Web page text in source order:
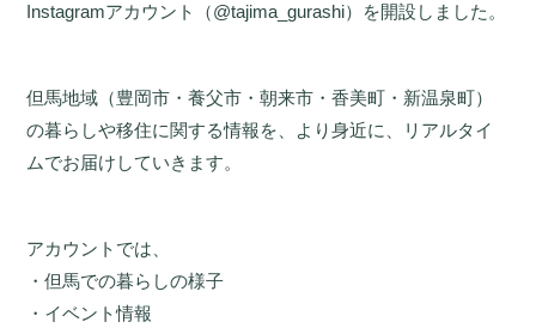
Instagramアカウント（@tajima_gurashi）を開設しました。
但馬地域（豊岡市・養父市・朝来市・香美町・新温泉町）
の暮らしや移住に関する情報を、より身近に、リアルタイ
ムでお届けしていきます。
アカウントでは、
・但馬での暮らしの様子
・イベント情報